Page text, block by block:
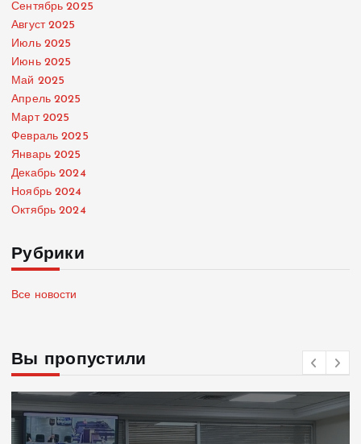
Сентябрь 2025
Август 2025
Июль 2025
Июнь 2025
Май 2025
Апрель 2025
Март 2025
Февраль 2025
Январь 2025
Декабрь 2024
Ноябрь 2024
Октябрь 2024
Рубрики
Все новости
Вы пропустили